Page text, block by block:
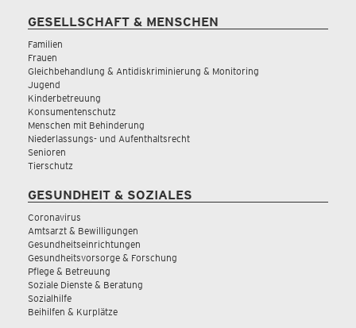
GESELLSCHAFT & MENSCHEN
Familien
Frauen
Gleichbehandlung & Antidiskriminierung & Monitoring
Jugend
Kinderbetreuung
Konsumentenschutz
Menschen mit Behinderung
Niederlassungs- und Aufenthaltsrecht
Senioren
Tierschutz
GESUNDHEIT & SOZIALES
Coronavirus
Amtsarzt & Bewilligungen
Gesundheitseinrichtungen
Gesundheitsvorsorge & Forschung
Pflege & Betreuung
Soziale Dienste & Beratung
Sozialhilfe
Beihilfen & Kurplätze